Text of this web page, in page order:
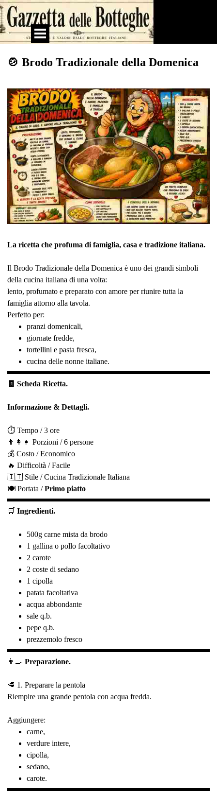
Vai ai contenuti
Salta menù
🍲 Brodo Tradizionale della Domenica
La ricetta che profuma di famiglia, casa e tradizione italiana.
Il Brodo Tradizionale della Domenica è uno dei grandi simboli
della cucina italiana di una volta:
lento, profumato e preparato con amore per riunire tutta la
famiglia attorno alla tavola.
Perfetto per:
pranzi domenicali,
giornate fredde,
tortellini e pasta fresca,
cucina delle nonne italiane.
🧾 Scheda Ricetta.
Informazione & Dettagli.
⏱️ Tempo / 3 ore
👨‍👩‍👧 Porzioni / 6 persone
💰 Costo / Economico
🔥 Difficoltà / Facile
🇮🇹 Stile / Cucina Tradizionale Italiana
🍽️ Portata /Primo piatto
🛒 Ingredienti.
500g carne mista da brodo
1 gallina o pollo facoltativo
2 carote
2 coste di sedano
1 cipolla
patata facoltativa
acqua abbondante
sale q.b.
pepe q.b.
prezzemolo fresco
👨‍🍳 Preparazione.
🥩 1. Preparare la pentola
Riempire una grande pentola con acqua fredda.
Aggiungere:
carne,
verdure intere,
cipolla,
sedano,
carote.